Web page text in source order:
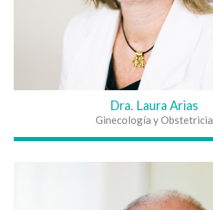
Dra. Laura Arias
Ginecología y Obstetricia